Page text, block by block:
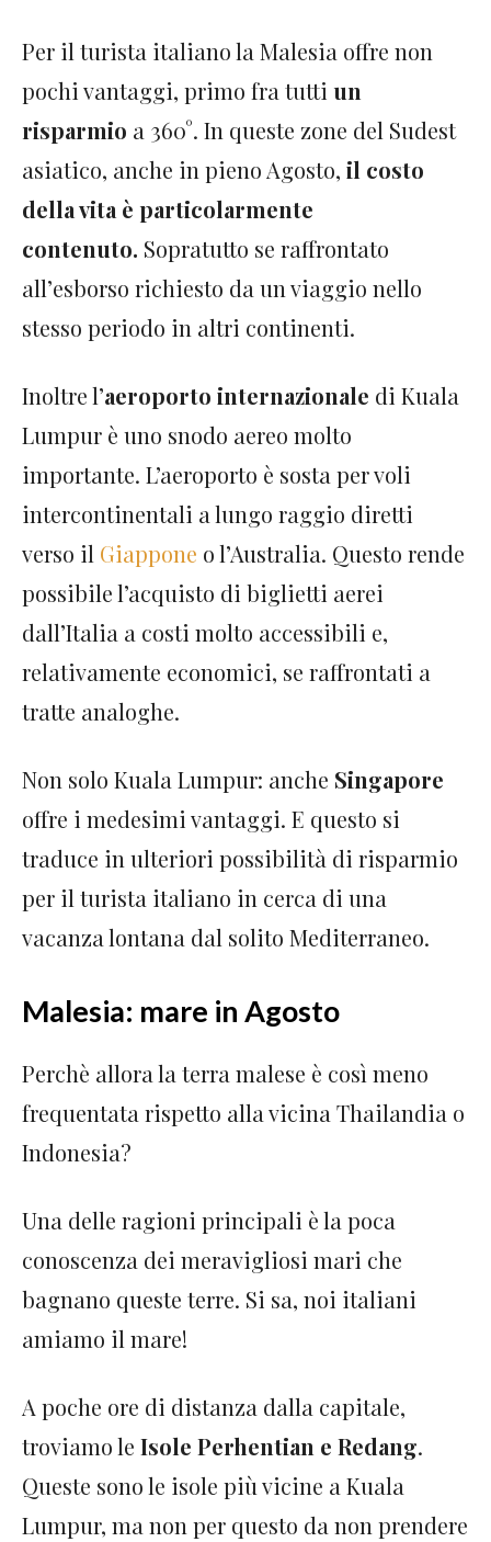
Per il turista italiano la Malesia offre non
pochi vantaggi, primo fra tutti un
risparmio a 360°. In queste zone del Sudest
asiatico, anche in pieno Agosto, il costo
della vita è particolarmente
contenuto. Sopratutto se raffrontato
all’esborso richiesto da un viaggio nello
stesso periodo in altri continenti.
Inoltre l’aeroporto internazionale di Kuala
Lumpur è uno snodo aereo molto
importante. L’aeroporto è sosta per voli
intercontinentali a lungo raggio diretti
verso il Giappone o l’Australia. Questo rende
possibile l’acquisto di biglietti aerei
dall’Italia a costi molto accessibili e,
relativamente economici, se raffrontati a
tratte analoghe.
Non solo Kuala Lumpur: anche Singapore
offre i medesimi vantaggi. E questo si
traduce in ulteriori possibilità di risparmio
per il turista italiano in cerca di una
vacanza lontana dal solito Mediterraneo.
Malesia: mare in Agosto
Perchè allora la terra malese è così meno
frequentata rispetto alla vicina Thailandia o
Indonesia?
Una delle ragioni principali è la poca
conoscenza dei meravigliosi mari che
bagnano queste terre. Si sa, noi italiani
amiamo il mare!
A poche ore di distanza dalla capitale,
troviamo le Isole Perhentian e Redang.
Queste sono le isole più vicine a Kuala
Lumpur, ma non per questo da non prendere